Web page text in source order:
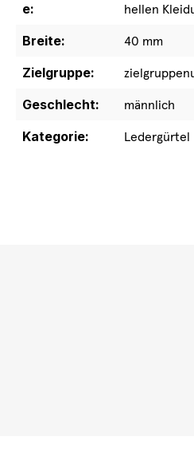
e:
hellen
Breite:
40 mm
Zielgruppe:
Geschlecht:
männlich
Kategorie:
Ledergürtel